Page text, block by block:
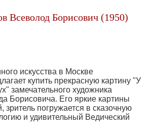
Всеволод Борисович (1950)
искусства в Москве
купить прекрасную картину "У
замечательного художника
Борисовича. Его яркие картины
зритель погружается в сказочную
и удивительный Ведический